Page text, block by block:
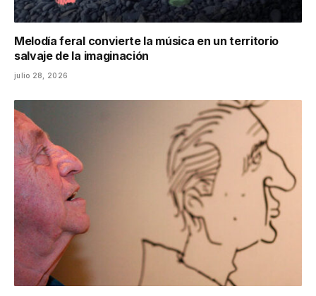
Melodía feral convierte la música en un territorio
salvaje de la imaginación
julio 28, 2026